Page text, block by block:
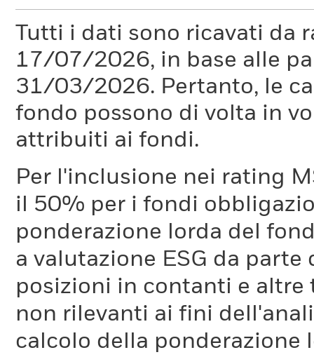
Tutti i dati sono ricavati da
17/07/2026, in base alle
31/03/2026. Pertanto, le
fondo possono di volta in
attribuiti ai fondi.
Per l'inclusione nei rating
il 50% per i fondi
ponderazione lorda del
a valutazione ESG da parte
posizioni in contanti e
non rilevanti ai fini
calcolo della ponderazione